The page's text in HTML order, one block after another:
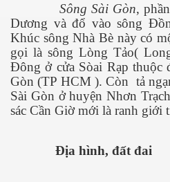
Sông Sài Gòn,
Dương và đổ vào sông
Khúc sông Nhà Bè này có
gọi là sông Lòng Tảo(
Đông ở cửa Sòai Rạp thuộc
Gòn (TP HCM ). Còn tả
Sài Gòn ở huyện Nhơn
sác Cần Giờ mới là ranh giới
Địa hình, đất đai
năm 2030